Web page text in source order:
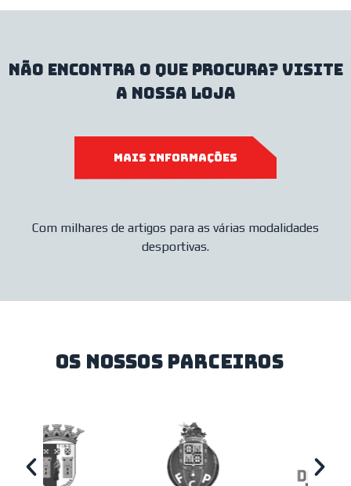
Não encontra o que procura? Visite
a nossa loja
MAIS INFORMAÇÕEs
Com milhares de artigos para as várias modalidades
desportivas.
os nossos parceiros